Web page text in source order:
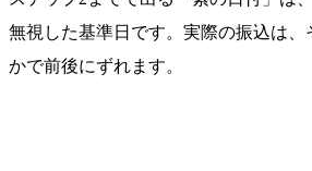
無視した基準日です。実際の振込は、
かで前後にずれます。